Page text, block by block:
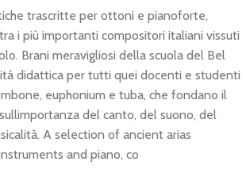
trascritte per ottoni e pianoforte,
i più importanti compositori italiani vissuti
Brani meravigliosi della scuola del Bel
didattica per tutti quei docenti e studenti
euphonium e tuba, che fondano il
del canto, del suono, del
A selection of ancient arias
and piano, co